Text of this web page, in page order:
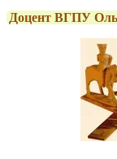
Доцент ВГПУ